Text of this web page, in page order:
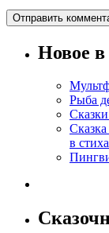
Новое в
Рыба
Сказка
в